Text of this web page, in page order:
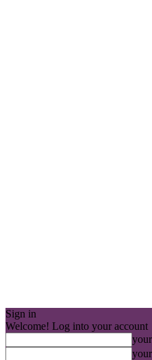
Sign in
Welcome! Log into your account